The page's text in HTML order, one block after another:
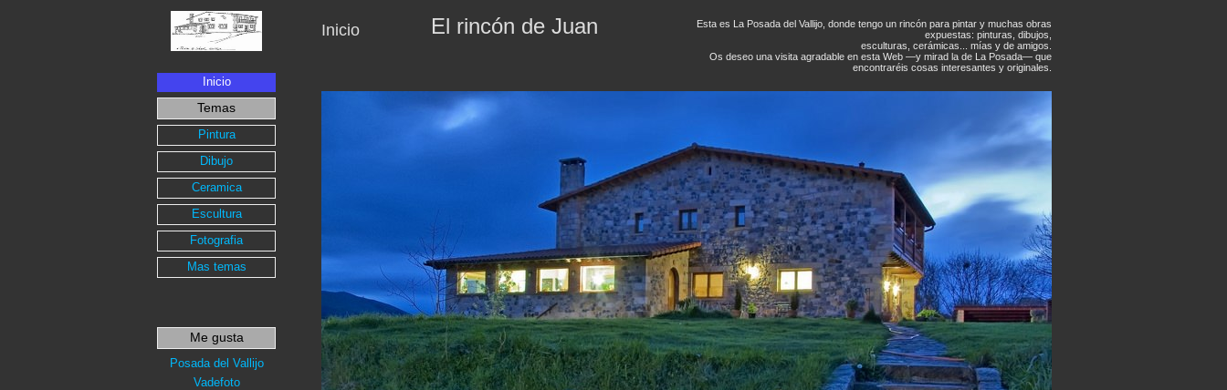
El rincón de Juan
Inicio
Esta es La Posada del Vallijo, donde tengo un rincón para pintar y muchas obras
expuestas: pinturas, dibujos,
esculturas, cerámicas... mías y de amigos.
Os deseo una visita agradable en esta Web —y mirad la de La Posada— que
encontraréis cosas interesantes y originales.
Inicio
Temas
Pintura
Dibujo
Ceramica
Escultura
Fotografia
Mas temas
Me gusta
Posada del Vallijo
Vadefoto